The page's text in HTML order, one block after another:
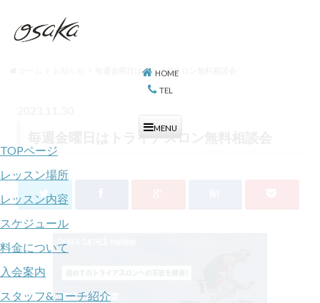
HOME
TEL
MENU
TOPページ
レッスン場所
レッスン内容
スケジュール
料金について
入会案内
スタッフ&コーチ紹介
毎週金曜日はトライアスロン無料相談会
毎週金曜日はトライアスロン無料相談会